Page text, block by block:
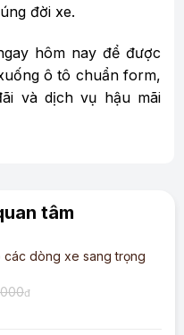
đời xe.
hôm nay để được
ô tô chuẩn form,
và dịch vụ hậu mãi
tâm
dòng xe sang trọng
đ